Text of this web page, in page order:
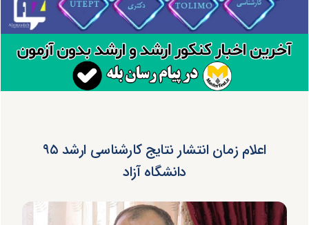
اعلام زمان انتشار نتایج کارشناسی ارشد ۹۵
دانشگاه آزاد